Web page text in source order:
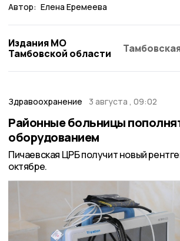
Автор: Елена Еремеева
Издания МО
Тамбовской области
Здравоохранение 3 августа , 09:02
Районные больницы
оборудованием
Пичаевская ЦРБ получит новый
октябре.